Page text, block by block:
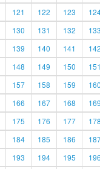
121 122 123
130 131 132 133
139 140 141 142
148 149 150 151
157 158 159 160
166 167 168 169
175 176 177 178
184 185 186
193 194 195 196